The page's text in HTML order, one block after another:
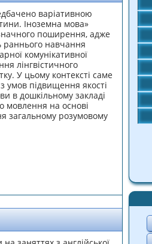
варіативною
Іноземна мова»
поширення, адже
раннього навчання
комунікативної
лінгвістичного
У цьому контексті саме
умов підвищення якості
в дошкільному закладі
мовлення на основі
загальному розумовому
дошкільнят»